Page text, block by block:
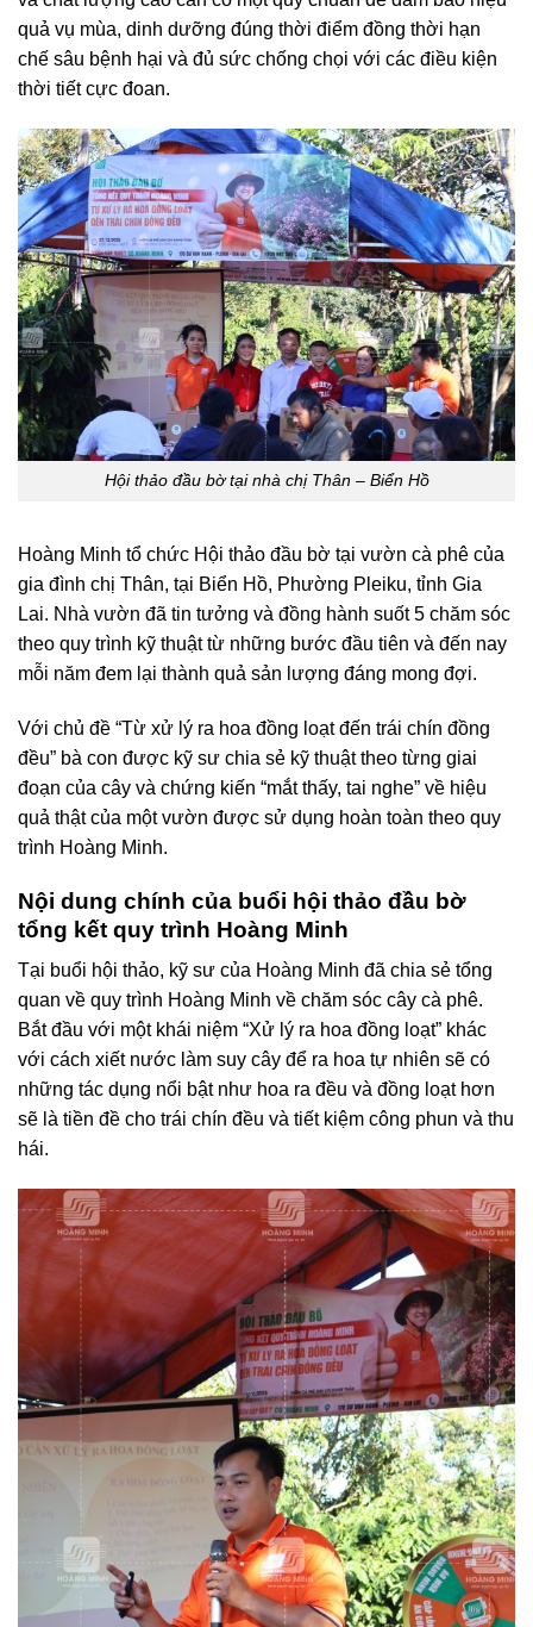
quả vụ mùa, dinh dưỡng đúng thời điểm đồng thời hạn
chế sâu bệnh hại và đủ sức chống chọi với các điều kiện
thời tiết cực đoan.
Hội thảo đầu bờ tại nhà chị Thân – Biển Hồ
Hoàng Minh tổ chức Hội thảo đầu bờ tại vườn cà phê của
gia đình chị Thân, tại Biển Hồ, Phường Pleiku, tỉnh Gia
Lai. Nhà vườn đã tin tưởng và đồng hành suốt 5 chăm sóc
theo quy trình kỹ thuật từ những bước đầu tiên và đến nay
mỗi năm đem lại thành quả sản lượng đáng mong đợi.
Với chủ đề “Từ xử lý ra hoa đồng loạt đến trái chín đồng
đều” bà con được kỹ sư chia sẻ kỹ thuật theo từng giai
đoạn của cây và chứng kiến “mắt thấy, tai nghe” về hiệu
quả thật của một vườn được sử dụng hoàn toàn theo quy
trình Hoàng Minh.
Nội dung chính của buổi hội thảo đầu bờ
tổng kết quy trình Hoàng Minh
Tại buổi hội thảo, kỹ sư của Hoàng Minh đã chia sẻ tổng
quan về quy trình Hoàng Minh về chăm sóc cây cà phê.
Bắt đầu với một khái niệm “Xử lý ra hoa đồng loạt” khác
với cách xiết nước làm suy cây để ra hoa tự nhiên sẽ có
những tác dụng nổi bật như hoa ra đều và đồng loạt hơn
sẽ là tiền đề cho trái chín đều và tiết kiệm công phun và thu
hái.